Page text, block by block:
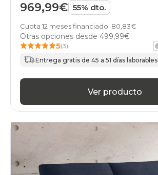
969,99€ 55% dto.
Cuota 12 meses financiado: 80,83€
Otras opciones desde 499,99€
5(3)
Entrega gratis de 45 a 51 días laborables
Ver producto